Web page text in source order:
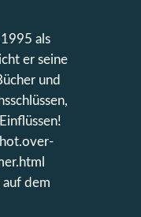
als
er seine
und
auf dem